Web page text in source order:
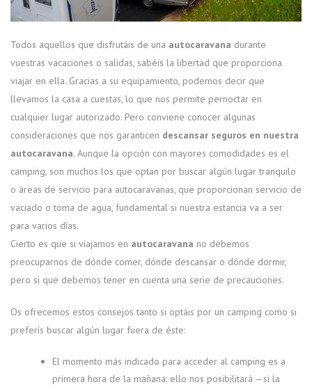
Todos aquellos que disfrutáis de una autocaravana durante
vuestras vacaciones o salidas, sabéis la libertad que proporciona
viajar en ella. Gracias a su equipamiento, podemos decir que
llevamos la casa a cuestas, lo que nos permite pernoctar en
cualquier lugar autorizado. Pero conviene conocer algunas
consideraciones que nos garanticen descansar seguros en nuestra
autocaravana. Aunque la opción con mayores comodidades es el
camping, son muchos los que optan por buscar algún lugar tranquilo
o áreas de servicio para autocaravanas, que proporcionan servicio de
vaciado o toma de agua, fundamental si nuestra estancia va a ser
para varios días.
Cierto es que si viajamos en autocaravana no debemos
preocuparnos de dónde comer, dónde descansar o dónde dormir,
pero si que debemos tener en cuenta una serie de precauciones.
Os ofrecemos estos consejos tanto si optáis por un camping como si
preferís buscar algún lugar fuera de éste:
El momento más indicado para acceder al camping es a
primera hora de la mañana: ello nos posibilitará —si la